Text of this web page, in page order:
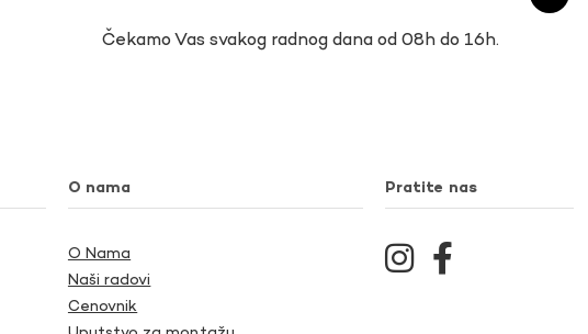
Čekamo Vas svakog radnog dana od 08h do 16h.
O nama
O Nama
Naši radovi
Cenovnik
Pratite nas